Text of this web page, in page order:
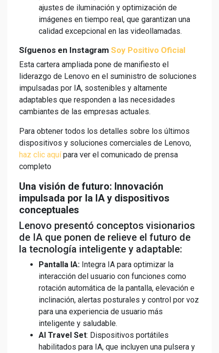
ajustes de iluminación y optimización de
imágenes en tiempo real, que garantizan una
calidad excepcional en las videollamadas.
Síguenos en Instagram Soy Positivo Oficial
Esta cartera ampliada pone de manifiesto el
liderazgo de Lenovo en el suministro de soluciones
impulsadas por IA, sostenibles y altamente
adaptables que responden a las necesidades
cambiantes de las empresas actuales.
Para obtener todos los detalles sobre los últimos
dispositivos y soluciones comerciales de Lenovo,
haz clic aquípara ver el comunicado de prensa
completo
Una visión de futuro: Innovación
impulsada por la IA y dispositivos
conceptuales
Lenovo presentó conceptos visionarios
de IA que ponen de relieve el futuro de
la tecnología inteligente y adaptable:
Pantalla IA: Integra IA para optimizar la
interacción del usuario con funciones como
rotación automática de la pantalla, elevación e
inclinación, alertas posturales y control por voz
para una experiencia de usuario más
inteligente y saludable.
AI Travel Set: Dispositivos portátiles
habilitados para IA, que incluyen una pulsera y